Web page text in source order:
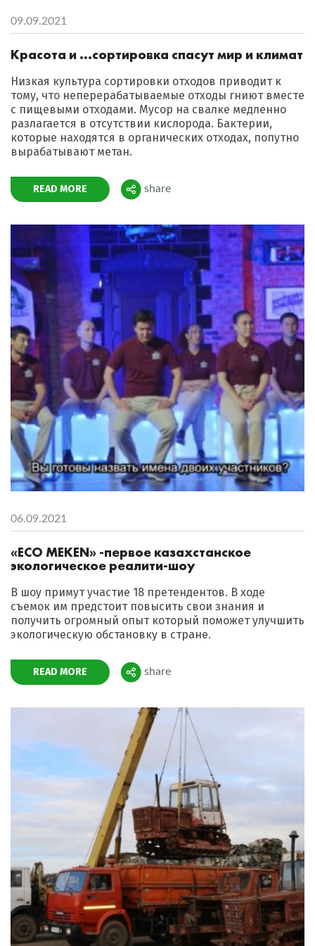
09.09.2021
Красота и …сортировка спасут мир и климат
Низкая культура сортировки отходов приводит к
тому, что неперерабатываемые отходы гниют вместе
с пищевыми отходами. Мусор на свалке медленно
разлагается в отсутствии кислорода. Бактерии,
которые находятся в органических отходах, попутно
вырабатывают метан.
READ MORE Поделиться
share
06.09.2021
«ECO MEKEN» -первое казахстанское
экологическое реалити-шоу
В шоу примут участие 18 претендентов. В ходе
съемок им предстоит повысить свои знания и
получить огромный опыт который поможет улучшить
экологическую обстановку в стране.
READ MORE Поделиться
share